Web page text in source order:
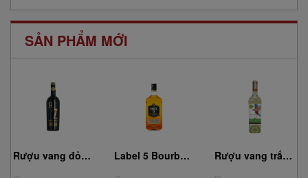
SẢN PHẨM MỚI
Rượu vang đỏ R7 Gold Primitivo Limited Edition 0.75L Label 5 Bourbon Barrel Classic Black 0.70L Rượu vang trắng DOLLARI CLASSIC